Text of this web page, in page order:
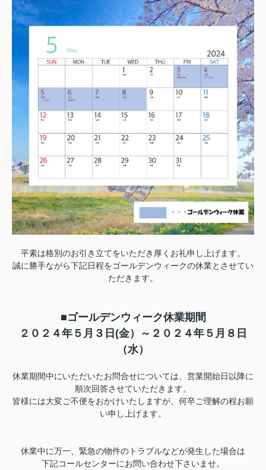
平素は格別のお引き立てをいただき厚くお礼申し上げます。
誠に勝手ながら下記日程をゴールデンウィークの休業とさせてい
ただきます。
■ゴールデンウィーク休業期間
２０２４年５月３日(金）～２０２４年５月８日
（水）
休業期間中にいただいたお問合せについては、営業開始日以降に
順次回答させていただきます。
皆様には大変ご不便をおかけいたしますが、何卒ご理解の程お願
い申し上げます。
休業中に万一、緊急の物件のトラブルなどが発生した場合は
下記コールセンターにお問い合わせ下さいませ。